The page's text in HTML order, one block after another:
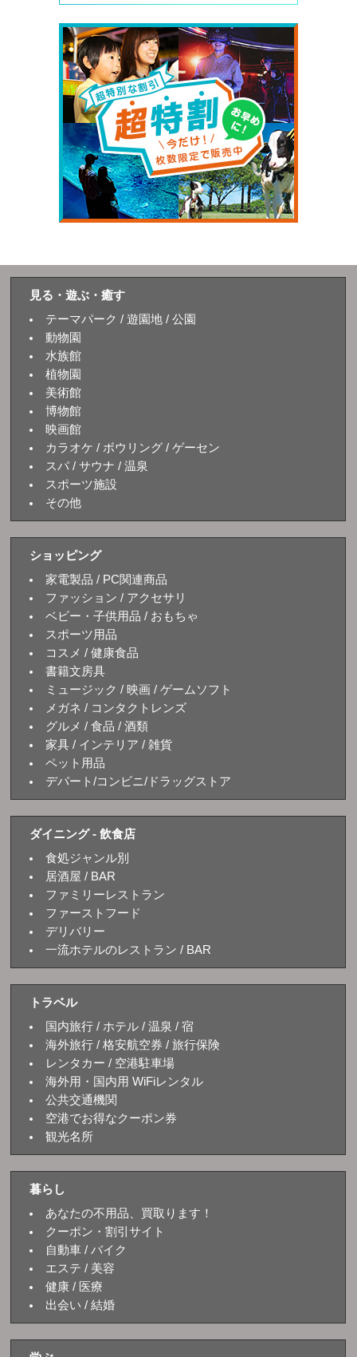
見る・遊ぶ・癒す
テーマパーク / 遊園地 / 公園
動物園
水族館
植物園
美術館
博物館
映画館
カラオケ / ボウリング / ゲーセン
スパ / サウナ / 温泉
スポーツ施設
その他
ショッピング
家電製品 / PC関連商品
ファッション / アクセサリ
ベビー・子供用品 / おもちゃ
スポーツ用品
コスメ / 健康食品
書籍文房具
ミュージック / 映画 / ゲームソフト
メガネ / コンタクトレンズ
グルメ / 食品 / 酒類
家具 / インテリア / 雑貨
ペット用品
デパート/コンビニ/ドラッグストア
ダイニング - 飲食店
食処ジャンル別
居酒屋 / BAR
ファミリーレストラン
ファーストフード
デリバリー
一流ホテルのレストラン / BAR
トラベル
国内旅行 / ホテル / 温泉 / 宿
海外旅行 / 格安航空券 / 旅行保険
レンタカー / 空港駐車場
海外用・国内用 WiFiレンタル
公共交通機関
空港でお得なクーポン券
観光名所
暮らし
あなたの不用品、買取ります！
クーポン・割引サイト
自動車 / バイク
エステ / 美容
健康 / 医療
出会い / 結婚